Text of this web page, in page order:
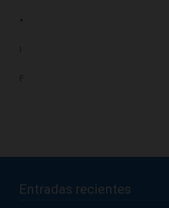
.
I
F
Entradas recientes